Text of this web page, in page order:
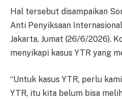
Hal tersebut disampaikan
Anti Penyiksaan
Jakarta, Jumat (26/6/2026).
menyikapi kasus YTR yang
“Untuk kasus YTR, perlu
YTR, itu kita belum bisa